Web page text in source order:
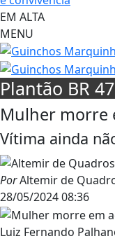
EM ALTA
MENU
Plantão BR
Mulher morre
Vítima ainda
PorAltemir de
28/05/2024 08:36
Luiz Fernando